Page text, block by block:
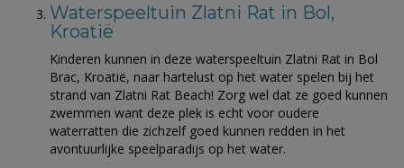
Waterspeeltuin Zlatni Rat in Bol,
Kroatië
Kinderen kunnen in deze waterspeeltuin Zlatni Rat in Bol
Brac, Kroatië, naar hartelust op het water spelen bij het
strand van Zlatni Rat Beach! Zorg wel dat ze goed kunnen
zwemmen want deze plek is echt voor oudere
waterratten die zichzelf goed kunnen redden in het
avontuurlijke speelparadijs op het water.